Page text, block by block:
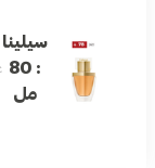
سيلينا
: 80
مل